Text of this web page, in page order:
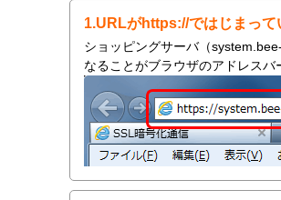
1.URLがhttps://ではじまって
ショッピングサーバ（
なることがブラウザのアドレスバ